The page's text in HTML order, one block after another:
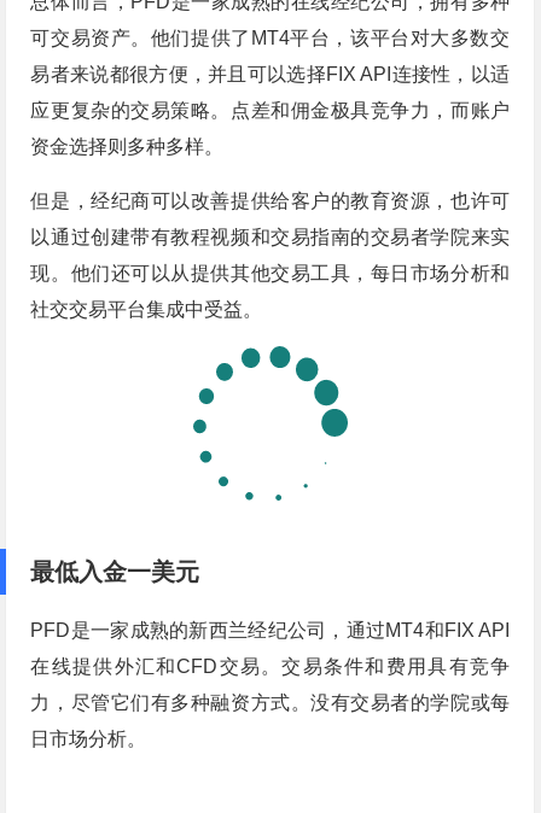
可交易资产。他们提供了MT4平台，该平台对大多数交
易者来说都很方便，并且可以选择FIX API连接性，以适
应更复杂的交易策略。点差和佣金极具竞争力，而账户
资金选择则多种多样。
但是，经纪商可以改善提供给客户的教育资源，也许可
以通过创建带有教程视频和交易指南的交易者学院来实
现。他们还可以从提供其他交易工具，每日市场分析和
社交交易平台集成中受益。
最低入金一美元
PFD是一家成熟的新西兰经纪公司，通过MT4和FIX API
在线提供外汇和CFD交易。交易条件和费用具有竞争
力，尽管它们有多种融资方式。没有交易者的学院或每
日市场分析。